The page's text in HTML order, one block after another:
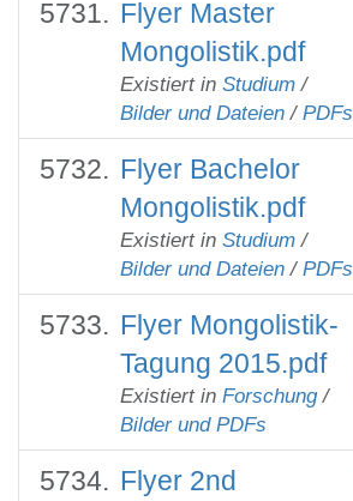
Flyer Master
Mongolistik.pdf
Existiert in Studium /
Bilder und Dateien / PDFs
Flyer Bachelor
Mongolistik.pdf
Existiert in Studium /
Bilder und Dateien / PDFs
Flyer Mongolistik-
Tagung 2015.pdf
Existiert in Forschung /
Bilder und PDFs
Flyer 2nd